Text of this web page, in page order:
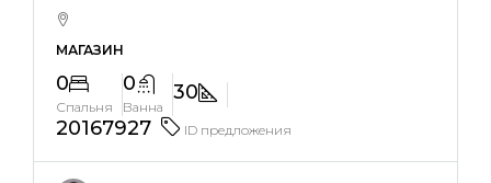
МАГАЗИН
0
Спальня
0
Ванна
30
20167927
ID предложения